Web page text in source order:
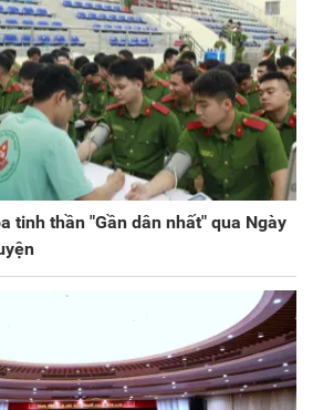
tinh thần "Gần dân nhất" qua Ngày